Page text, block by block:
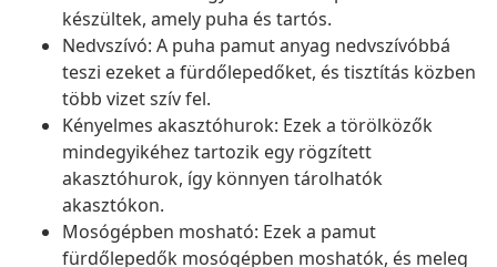
készültek, amely puha és tartós.
Nedvszívó: A puha pamut anyag nedvszívóbbá
teszi ezeket a fürdőlepedőket, és tisztítás közben
több vizet szív fel.
Kényelmes akasztóhurok: Ezek a törölközők
mindegyikéhez tartozik egy rögzített
akasztóhurok, így könnyen tárolhatók
akasztókon.
Mosógépben mosható: Ezek a pamut
fürdőlepedők mosógépben moshatók, és meleg